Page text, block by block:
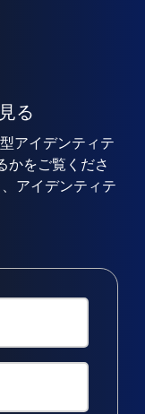
る
アイデンティテ
かをご覧くださ
アイデンティテ